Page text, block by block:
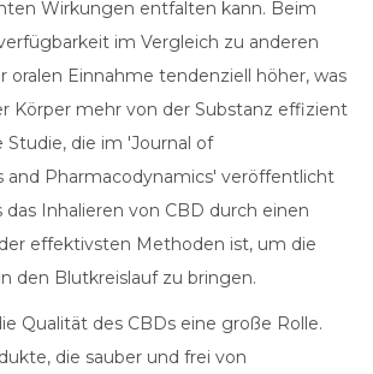
Wirkungen entfalten kann. Beim
im Vergleich zu anderen
oralen Einnahme tendenziell höher, was
Körper mehr von der Substanz effizient
Studie, die im 'Journal of
and Pharmacodynamics' veröffentlicht
das Inhalieren von CBD durch einen
effektivsten Methoden ist, um die
den Blutkreislauf zu bringen.
Qualität des CBDs eine große Rolle.
die sauber und frei von